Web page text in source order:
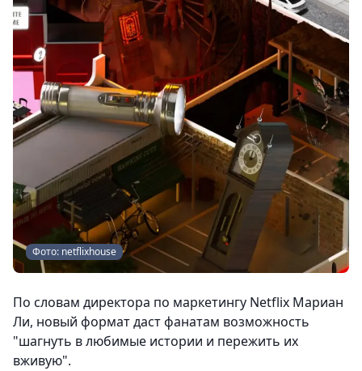
Фото: netflixhouse
По словам директора по маркетингу Netflix Мариан
Ли, новый формат даст фанатам возможность
"шагнуть в любимые истории и пережить их
вживую".